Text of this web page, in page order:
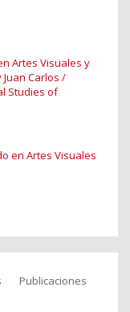
Artes Visuales y
Carlos /
Studies of
en Artes Visuales
Publicaciones